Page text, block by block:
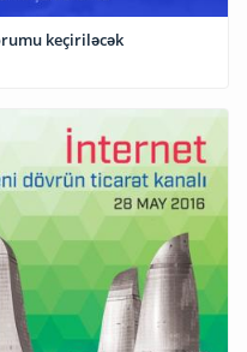
keçiriləcək